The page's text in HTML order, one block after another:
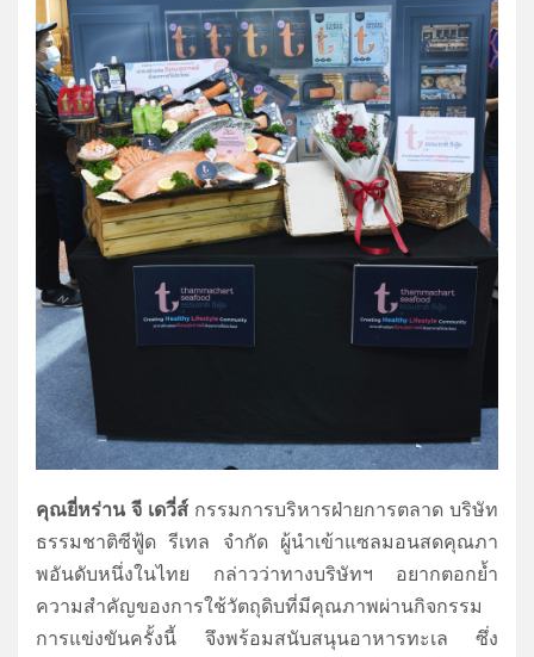
คุณยี่หร่าน จี เดวี่ส์ กรรมการบริหารฝ่ายการตลาด บริษัท
ธรรมชาติซีฟู้ด รีเทล จำกัด ผู้นำเข้าแซลมอนสดคุณภา
พอันดับหนึ่งในไทย กล่าวว่าทางบริษัทฯ อยากตอกย้ำ
ความสำคัญของการใช้วัตถุดิบที่มีคุณภาพผ่านกิจกรรม
การแข่งขันครั้งนี้ จึงพร้อมสนับสนุนอาหารทะเล ซึ่ง